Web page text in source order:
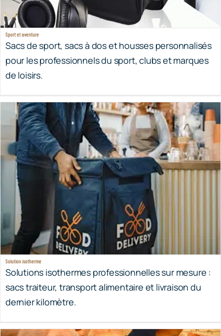
Sport et aventure
Sacs de sport, sacs à dos et housses personnalisés
pour les professionnels du sport, clubs et marques
de loisirs.
Solution isotherme
Solutions isothermes professionnelles sur mesure :
sacs traiteur, transport alimentaire et livraison du
dernier kilomètre.